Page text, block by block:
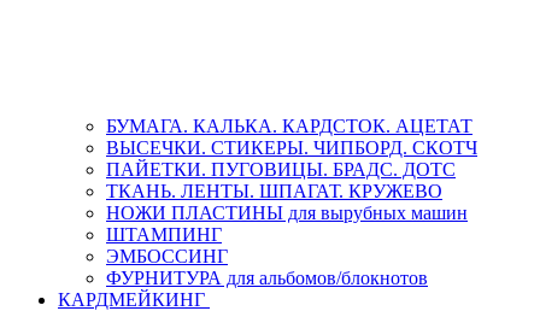
БУМАГА. КАЛЬКА. КАРДСТОК. АЦЕТАТ
ВЫСЕЧКИ. СТИКЕРЫ. ЧИПБОРД. СКОТЧ
ПАЙЕТКИ. ПУГОВИЦЫ. БРАДС. ДОТС
ТКАНЬ. ЛЕНТЫ. ШПАГАТ. КРУЖЕВО
НОЖИ ПЛАСТИНЫ для вырубных машин
ШТАМПИНГ
ЭМБОССИНГ
ФУРНИТУРА для альбомов/блокнотов
КАРДМЕЙКИНГ